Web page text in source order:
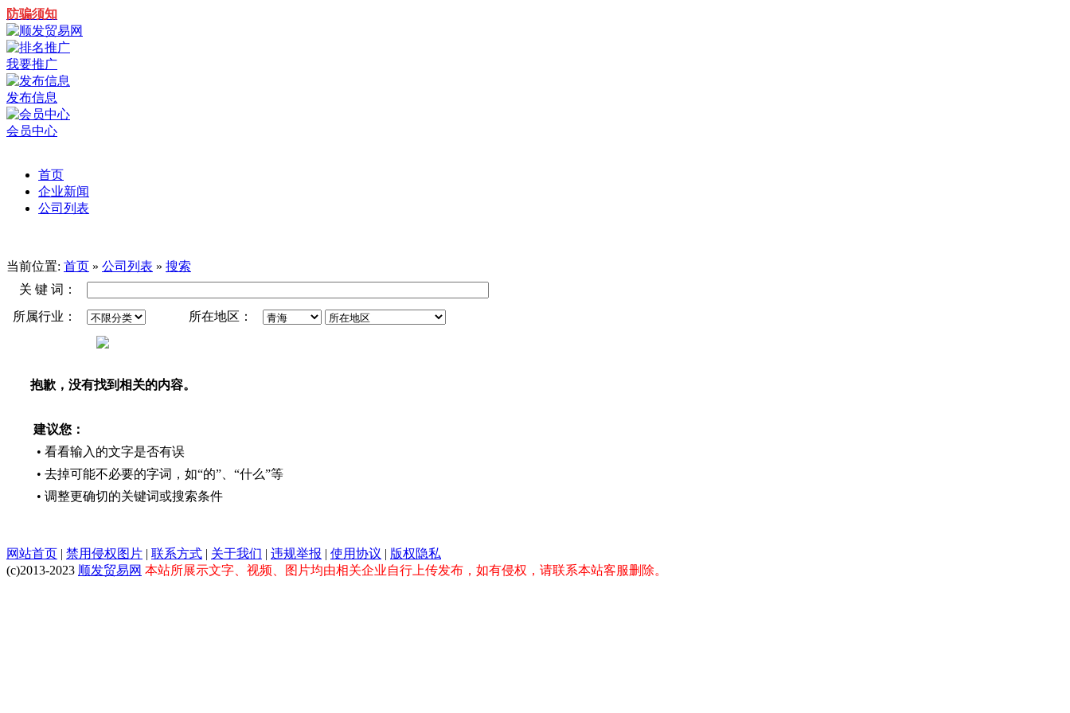
防骗须知
我要推广
发布信息
会员中心
首页
企业新闻
公司列表
当前位置: 首页 » 公司列表 » 搜索
关 键 词：
所属行业：
所在地区：
抱歉，没有找到相关的内容。
建议您：
• 看看输入的文字是否有误
• 去掉可能不必要的字词，如“的”、“什么”等
• 调整更确切的关键词或搜索条件
网站首页 | 禁用侵权图片 | 联系方式 | 关于我们 | 违规举报 | 使用协议 | 版权隐私
(c)2013-2023 顺发贸易网 本站所展示文字、视频、图片均由相关企业自行上传发布，如有侵权，请联系本站客服删除。